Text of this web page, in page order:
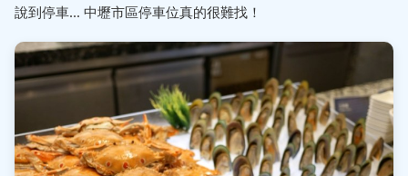
說到停車... 中壢市區停車位真的很難找！